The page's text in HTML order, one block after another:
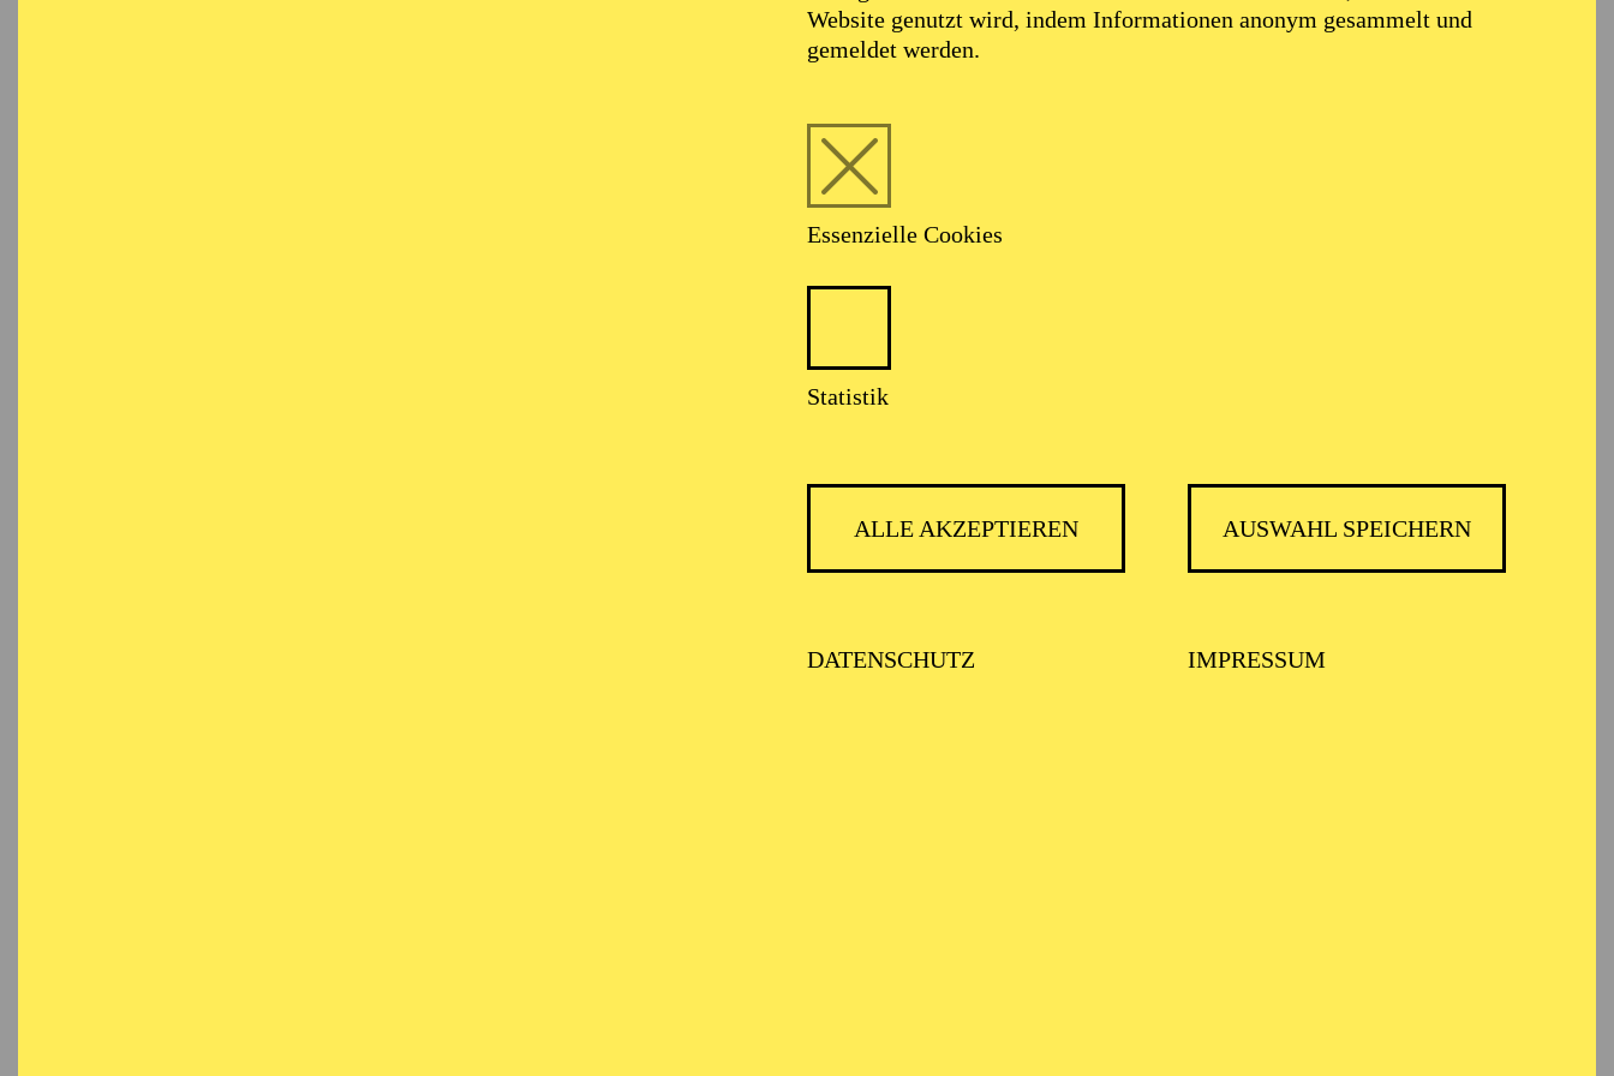
Website genutzt wird, indem Informationen anonym gesammelt und
gemeldet werden.
Essenzielle Cookies
Statistik
ALLE AKZEPTIEREN AUSWAHL SPEICHERN
DATENSCHUTZ IMPRESSUM